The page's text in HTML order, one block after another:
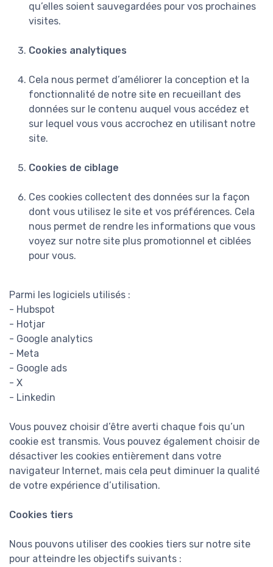
qu’elles soient sauvegardées pour vos prochaines
visites.
Cookies analytiques
Cela nous permet d’améliorer la conception et la
fonctionnalité de notre site en recueillant des
données sur le contenu auquel vous accédez et
sur lequel vous vous accrochez en utilisant notre
site.
Cookies de ciblage
Ces cookies collectent des données sur la façon
dont vous utilisez le site et vos préférences. Cela
nous permet de rendre les informations que vous
voyez sur notre site plus promotionnel et ciblées
pour vous.
Parmi les logiciels utilisés :
- Hubspot
- Hotjar
- Google analytics
- Meta
- Google ads
- X
- Linkedin
Vous pouvez choisir d’être averti chaque fois qu’un
cookie est transmis. Vous pouvez également choisir de
désactiver les cookies entièrement dans votre
navigateur Internet, mais cela peut diminuer la qualité
de votre expérience d’utilisation.
Cookies tiers
Nous pouvons utiliser des cookies tiers sur notre site
pour atteindre les objectifs suivants :